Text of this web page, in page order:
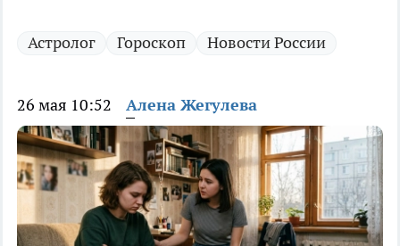
Астролог Гороскоп Новости России
26 мая 10:52 Алена Жегулева